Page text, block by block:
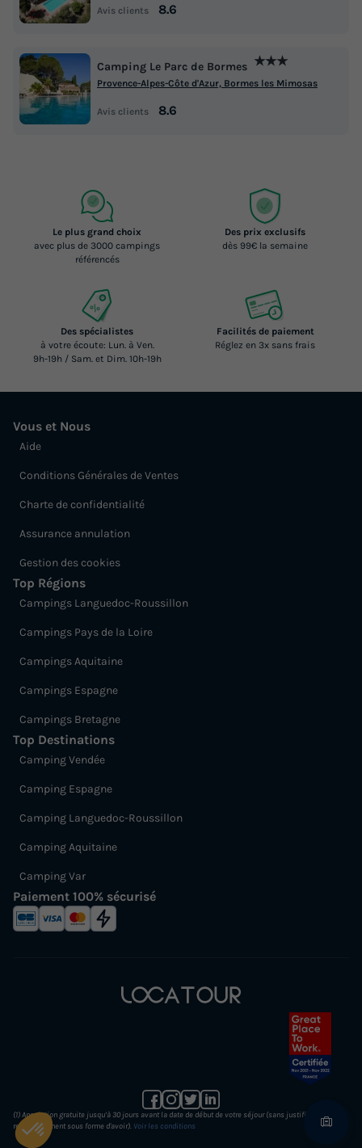
Avis clients 8.6
Camping Le Parc de Bormes ★★★
Provence-Alpes-Côte d'Azur, Bormes les Mimosas
Avis clients 8.6
Le plus grand choix
avec plus de 3000 campings
référencés
Des prix exclusifs
dès 99€ la semaine
Des spécialistes
à votre écoute: Lun. à Ven.
9h-19h / Sam. et Dim. 10h-19h
Facilités de paiement
Réglez en 3x sans frais
Vous et Nous
Aide
Conditions Générales de Ventes
Charte de confidentialité
Assurance annulation
Gestion des cookies
Top Régions
Campings Languedoc-Roussillon
Campings Pays de la Loire
Campings Aquitaine
Campings Espagne
Campings Bretagne
Top Destinations
Camping Vendée
Camping Espagne
Camping Languedoc-Roussillon
Camping Aquitaine
Camping Var
Paiement 100% sécurisé
(1) Annulation gratuite jusqu’à 30 jours avant la date de début de votre séjour (sans justificatif et
remboursement sous forme d'avoir). Voir les conditions